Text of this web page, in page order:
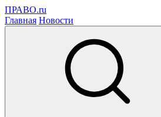
ПРАВО.ru
Главная Новости